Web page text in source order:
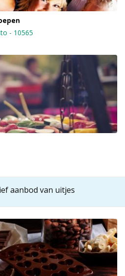
- 10565
aanbod van uitjes